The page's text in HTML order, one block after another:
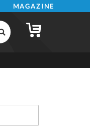
MAGAZINE